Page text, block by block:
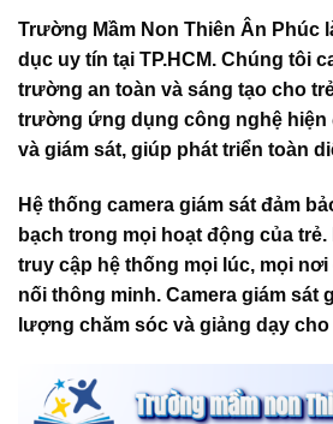
Trường Mầm Non Thiên Ân Phúc
dục uy tín tại TP.HCM. Chúng tôi
trường an toàn và sáng tạo cho
trường ứng dụng công nghệ hiện
và giám sát, giúp phát triển toàn
Hệ thống camera giám sát đảm
bạch trong mọi hoạt động của
truy cập hệ thống mọi lúc, mọi
nối thông minh. Camera giám sát
lượng chăm sóc và giảng dạy cho